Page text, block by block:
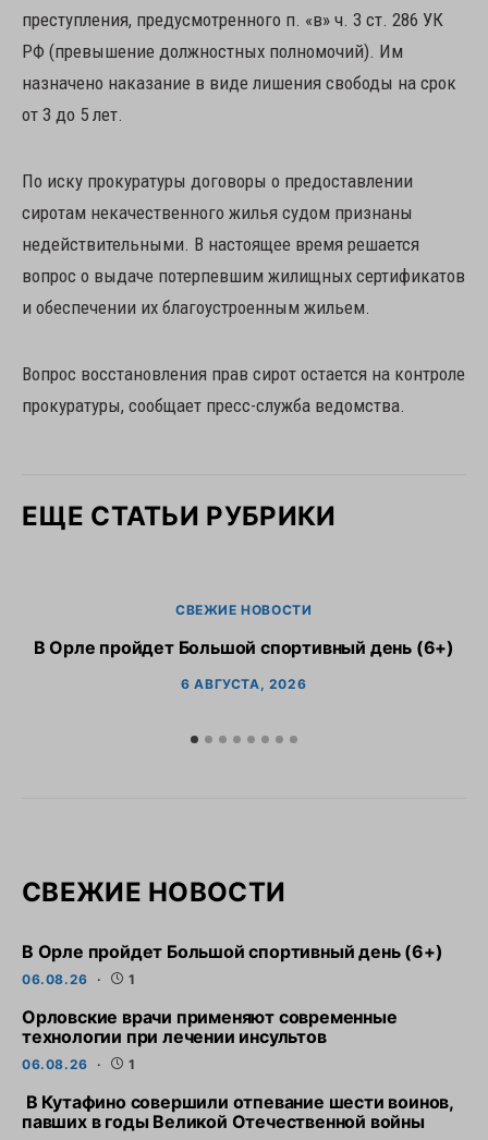
преступления, предусмотренного п. «в» ч. 3 ст. 286 УК
РФ (превышение должностных полномочий). Им
назначено наказание в виде лишения свободы на срок
от 3 до 5 лет.
По иску прокуратуры договоры о предоставлении
сиротам некачественного жилья судом признаны
недействительными. В настоящее время решается
вопрос о выдаче потерпевшим жилищных сертификатов
и обеспечении их благоустроенным жильем.
Вопрос восстановления прав сирот остается на контроле
прокуратуры, сообщает пресс-служба ведомства.
ЕЩЕ СТАТЬИ РУБРИКИ
СВЕЖИЕ НОВОСТИ
В Орле пройдет Большой спортивный день (6+)
6 АВГУСТА, 2026
СВЕЖИЕ НОВОСТИ
В Орле пройдет Большой спортивный день (6+)
06.08.26 1
Орловские врачи применяют современные
технологии при лечении инсультов
06.08.26 1
В Кутафино совершили отпевание шести воинов,
павших в годы Великой Отечественной войны